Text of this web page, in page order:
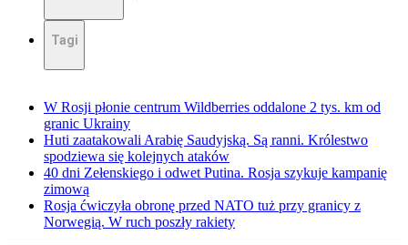
Tagi
W Rosji płonie centrum Wildberries oddalone 2 tys. km od
granic Ukrainy
Huti zaatakowali Arabię Saudyjską. Są ranni. Królestwo
spodziewa się kolejnych ataków
40 dni Zełenskiego i odwet Putina. Rosja szykuje kampanię
zimową
Rosja ćwiczyła obronę przed NATO tuż przy granicy z
Norwegią. W ruch poszły rakiety